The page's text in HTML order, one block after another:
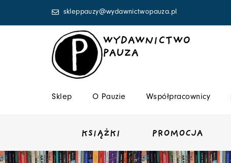
skleppauzy@wydawnictwopauza.pl
WYDAWNICTWO
PAUZA
Sklep O Pauzie Współpracownicy
KSIĄŻKI PROMOCJA